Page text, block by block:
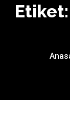
Etiket: